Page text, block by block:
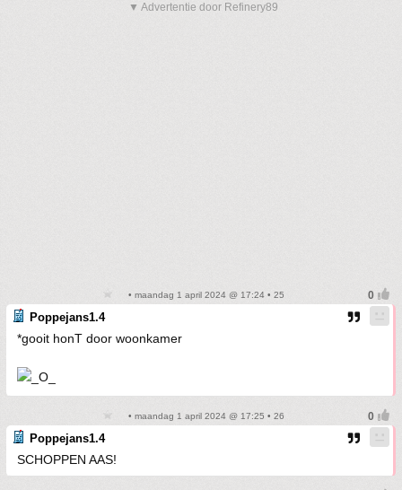
▼ Advertentie door Refinery89
• maandag 1 april 2024 @ 17:24 • 25
Poppejans1.4
*gooit honT door woonkamer
• maandag 1 april 2024 @ 17:25 • 26
Poppejans1.4
SCHOPPEN AAS!